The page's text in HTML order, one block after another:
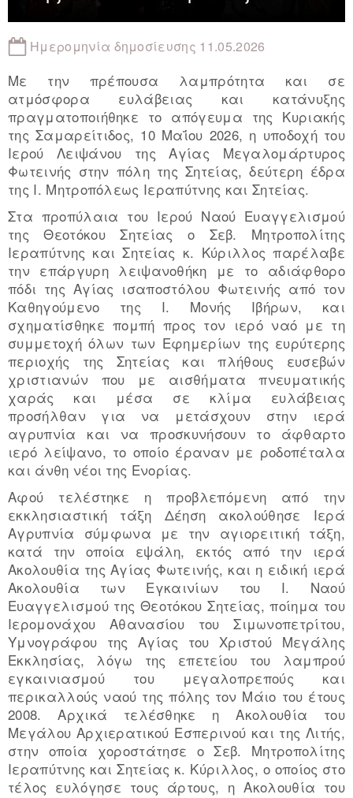
Ημερομηνία δημοσίευσης 11.05.2026
Με την πρέπουσα λαμπρότητα και σε
ατμόσφορα ευλάβειας και κατάνυξης
πραγματοποιήθηκε το απόγευμα της Κυριακής
της Σαμαρείτιδος, 10 Μαΐου 2026, η υποδοχή του
Ιερού Λειψάνου της Αγίας Μεγαλομάρτυρος
Φωτεινής στην πόλη της Σητείας, δεύτερη έδρα
της Ι. Μητροπόλεως Ιεραπύτνης και Σητείας.
Στα προπύλαια του Ιερού Ναού Ευαγγελισμού
της Θεοτόκου Σητείας ο Σεβ. Μητροπολίτης
Ιεραπύτνης και Σητείας κ. Κύριλλος παρέλαβε
την επάργυρη λειψανοθήκη με το αδιάφθορο
πόδι της Αγίας ισαποστόλου Φωτεινής από τον
Καθηγούμενο της Ι. Μονής Ιβήρων, και
σχηματίσθηκε πομπή προς τον ιερό ναό με τη
συμμετοχή όλων των Εφημερίων της ευρύτερης
περιοχής της Σητείας και πλήθους ευσεβών
χριστιανών που με αισθήματα πνευματικής
χαράς και μέσα σε κλίμα ευλάβειας
προσήλθαν για να μετάσχουν στην ιερά
αγρυπνία και να προσκυνήσουν το άφθαρτο
ιερό λείψανο, το οποίο έραναν με ροδοπέταλα
και άνθη νέοι της Ενορίας.
Αφού τελέστηκε η προβλεπόμενη από την
εκκλησιαστική τάξη Δέηση ακολούθησε Ιερά
Αγρυπνία σύμφωνα με την αγιορειτική τάξη,
κατά την οποία εψάλη, εκτός από την ιερά
Ακολουθία της Αγίας Φωτεινής, και η ειδική ιερά
Ακολουθία των Εγκαινίων του Ι. Ναού
Ευαγγελισμού της Θεοτόκου Σητείας, ποίημα του
Ιερομονάχου Αθανασίου του Σιμωνοπετρίτου,
Υμνογράφου της Αγίας του Χριστού Μεγάλης
Εκκλησίας, λόγω της επετείου του λαμπρού
εγκαινιασμού του μεγαλοπρεπούς και
περικαλλούς ναού της πόλης τον Μάιο του έτους
2008. Αρχικά τελέσθηκε η Ακολουθία του
Μεγάλου Αρχιερατικού Εσπερινού και της Λιτής,
στην οποία χοροστάτησε ο Σεβ. Μητροπολίτης
Ιεραπύτνης και Σητείας κ. Κύριλλος, ο οποίος στο
τέλος ευλόγησε τους άρτους, η Ακολουθία του